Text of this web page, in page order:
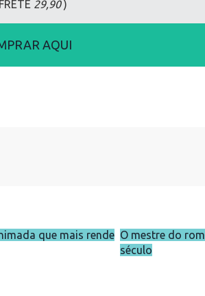
29,90)
AQUI
que mais rende O mestre do
século